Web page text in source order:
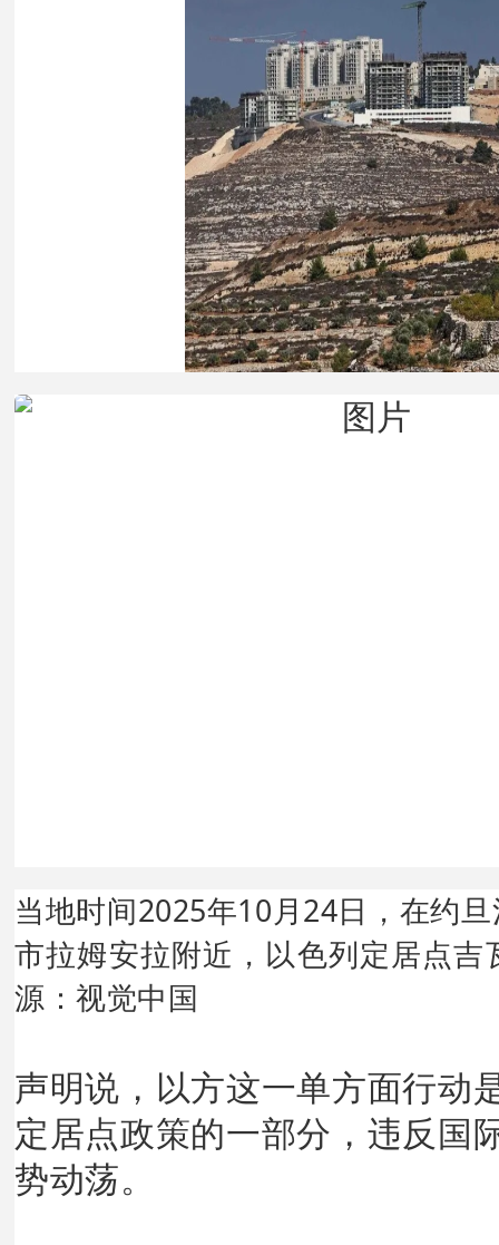
当地时间2025年10月24日，在约
市拉姆安拉附近，以色列定居点
源：视觉中国
声明说，以方这一单方面行动
定居点政策的一部分，违反国
势动荡。